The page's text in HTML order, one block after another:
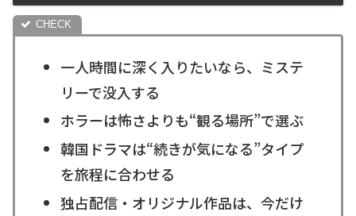
一人時間に深く入りたいなら、ミステ
リーで没入する
ホラーは怖さよりも“観る場所”で選ぶ
韓国ドラマは“続きが気になる”タイプ
を旅程に合わせる
独占配信・オリジナル作品は、今だけ